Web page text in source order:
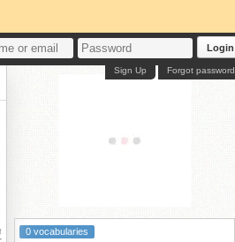
Login
Forgot password
Sign Up
0 vocabularies